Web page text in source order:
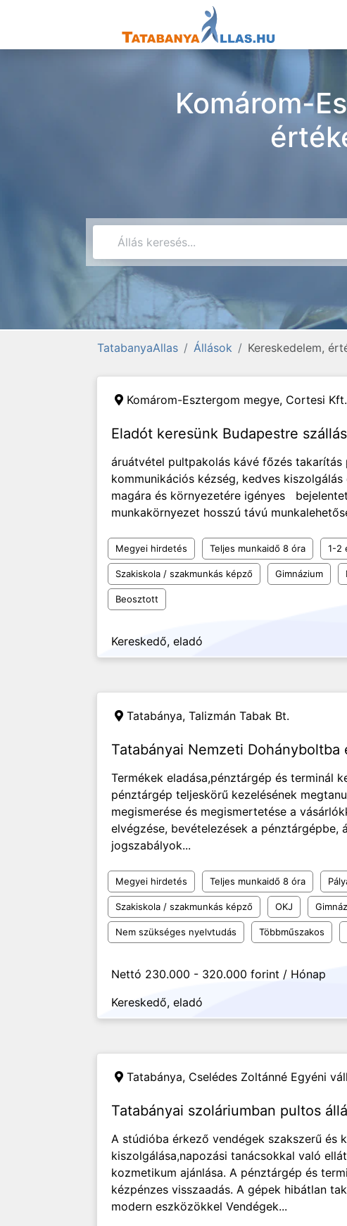
Komárom-
TatabanyaAllas Állások Kereskedelem,
Komárom-Esztergom megye, Cortesi Kft.
Eladót keresünk Budapestre
áruátvétel pultpakolás kávé főzés takarítás
kommunikációs kézség, kedves
magára és környezetére igényes
munkakörnyezet hosszú távú
Megyei hirdetés Teljes munkaidő 8 óra 1-2
Szakiskola / szakmunkás képző Gimnázium
Beosztott
Kereskedő, eladó
Tatabánya, Talizmán Tabak Bt.
Tatabányai Nemzeti Dohányboltba
Termékek eladása,pénztárgép és terminál
pénztárgép teljeskörű kezelésének
megismerése és megismertetése a
elvégzése, bevételezések a pénztárgépbe,
jogszabályok...
Megyei hirdetés Teljes munkaidő 8 óra
Szakiskola / szakmunkás képző OKJ
Nem szükséges nyelvtudás Többműszakos
Nettó 230.000 - 320.000 forint / Hónap
Kereskedő, eladó
Tatabánya, Cselédes Zoltánné Egyéni
Tatabányai szoláriumban pultos
A stúdióba érkező vendégek szakszerű és
kiszolgálása,napozási tanácsokkal való
kozmetikum ajánlása. A pénztárgép és
kézpénzes visszaadás. A gépek hibátlan
modern eszközökkel Vendégek...